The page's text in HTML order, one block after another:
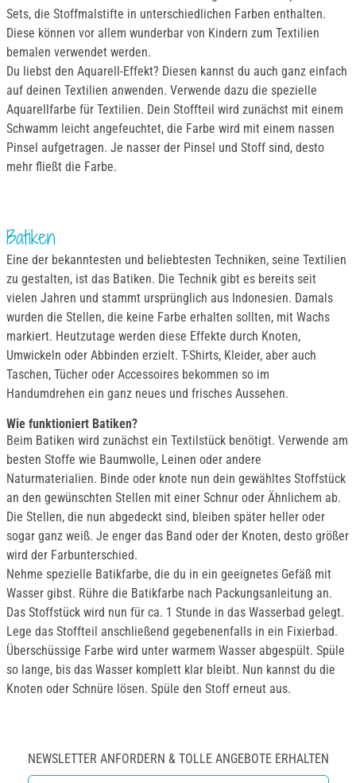
Sets, die Stoffmalstifte in unterschiedlichen Farben enthalten.
Diese können vor allem wunderbar von Kindern zum Textilien
bemalen verwendet werden.
Du liebst den Aquarell-Effekt? Diesen kannst du auch ganz einfach
auf deinen Textilien anwenden. Verwende dazu die spezielle
Aquarellfarbe für Textilien. Dein Stoffteil wird zunächst mit einem
Schwamm leicht angefeuchtet, die Farbe wird mit einem nassen
Pinsel aufgetragen. Je nasser der Pinsel und Stoff sind, desto
mehr fließt die Farbe.
Batiken
Eine der bekanntesten und beliebtesten Techniken, seine Textilien
zu gestalten, ist das Batiken. Die Technik gibt es bereits seit
vielen Jahren und stammt ursprünglich aus Indonesien. Damals
wurden die Stellen, die keine Farbe erhalten sollten, mit Wachs
markiert. Heutzutage werden diese Effekte durch Knoten,
Umwickeln oder Abbinden erzielt. T-Shirts, Kleider, aber auch
Taschen, Tücher oder Accessoires bekommen so im
Handumdrehen ein ganz neues und frisches Aussehen.
Wie funktioniert Batiken?
Beim Batiken wird zunächst ein Textilstück benötigt. Verwende am
besten Stoffe wie Baumwolle, Leinen oder andere
Naturmaterialien. Binde oder knote nun dein gewähltes Stoffstück
an den gewünschten Stellen mit einer Schnur oder Ähnlichem ab.
Die Stellen, die nun abgedeckt sind, bleiben später heller oder
sogar ganz weiß. Je enger das Band oder der Knoten, desto größer
wird der Farbunterschied.
Nehme spezielle Batikfarbe, die du in ein geeignetes Gefäß mit
Wasser gibst. Rühre die Batikfarbe nach Packungsanleitung an.
Das Stoffstück wird nun für ca. 1 Stunde in das Wasserbad gelegt.
Lege das Stoffteil anschließend gegebenenfalls in ein Fixierbad.
Überschüssige Farbe wird unter warmem Wasser abgespült. Spüle
so lange, bis das Wasser komplett klar bleibt. Nun kannst du die
Knoten oder Schnüre lösen. Spüle den Stoff erneut aus.
NEWSLETTER ANFORDERN & TOLLE ANGEBOTE ERHALTEN